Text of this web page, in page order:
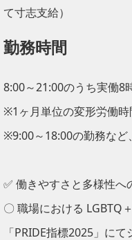
て寸志支給）
勤務時間
8:00～21:00のうち実働8
※1ヶ月単位の変形労働時
※9:00～18:00の勤務など
✅ 働きやすさと多様性へ
〇 職場における LGBTQ
「PRIDE指標2025」に